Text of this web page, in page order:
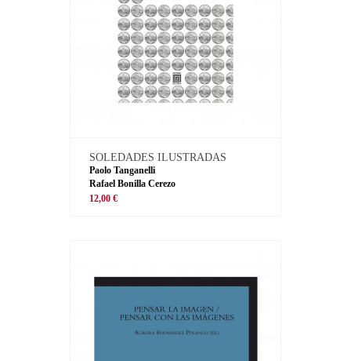
SOLEDADES ILUSTRADAS
Paolo Tanganelli
Rafael Bonilla Cerezo
12,00 €